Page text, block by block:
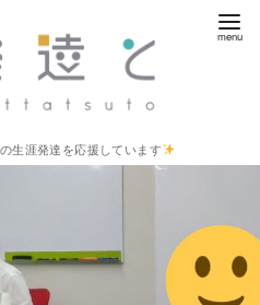
生涯発達を応援しています